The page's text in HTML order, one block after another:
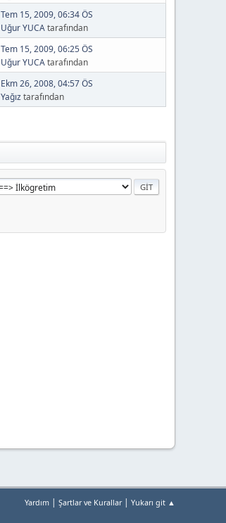
Tem 15, 2009, 06:34 ÖS
Uğur YUCAtarafından
Tem 15, 2009, 06:25 ÖS
Uğur YUCAtarafından
Ekm 26, 2008, 04:57 ÖS
Yağıztarafından
Yardım | Şartlar ve Kurallar| Yukarı git ▲